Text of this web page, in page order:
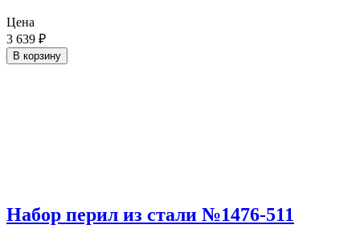
Цена
3 639 ₽
В корзину
Набор перил из стали №1476-511